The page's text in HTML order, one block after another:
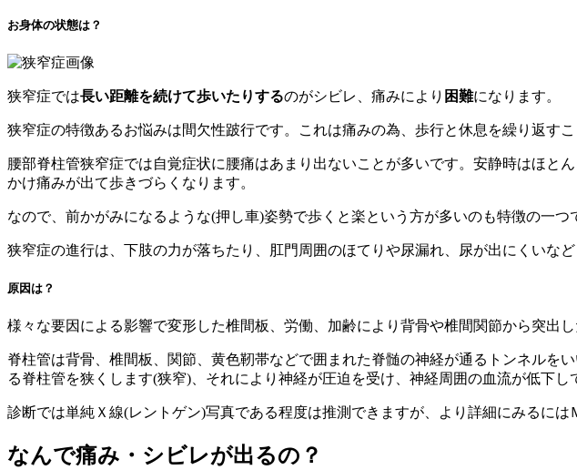
お身体の状態は？
狭窄症では長い距離を続けて歩いたりするのがシビレ、痛みにより 困難になります。
狭窄症の特徴あるお悩みは間欠性跛行です。これは痛みの為、歩行と休息を繰り返すこ
腰部脊柱管狭窄症では自覚症状に腰痛はあまり出ないことが多いです。安静時はほと
かけ痛みが出て歩きづらくなります。
なので、前かがみになるような(押し車)姿勢で歩くと楽という方が多いのも特徴の一つ
狭窄症の進行は、下肢の力が落ちたり、肛門周囲のほてりや尿漏れ、尿が出にくいな
原因は？
様々な要因による影響で変形した椎間板、労働、加齢により背骨や椎間関節から突出
脊柱管は背骨、椎間板、関節、黄色靭帯などで囲まれた脊髄の神経が通るトンネルを
る脊柱管を狭くします(狭窄)、それにより神経が圧迫を受け、神経周囲の血流が低下し
診断では単純Ｘ線(レントゲン)写真である程度は推測できますが、より詳細にみるには
なんで痛み・シビレが出るの？